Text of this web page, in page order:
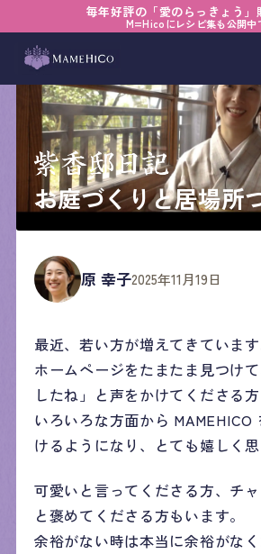
毎年好評の「愛のらっきょう」
M=Hicoにレシピ集も公開中
お庭づくりと居場所
原 幸子2025年11月19日
最近、若い方が増えてきています
ホームページをたまたま見つけ
したね」と声をかけてくださる方
いろいろな方面から MAMEHICO
けるようになり、とても嬉しく思
可愛いと言ってくださる方、チ
と褒めてくださる方もいます。
余裕がない時は本当に余裕がな